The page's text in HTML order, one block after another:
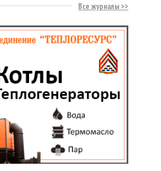
Все журналы